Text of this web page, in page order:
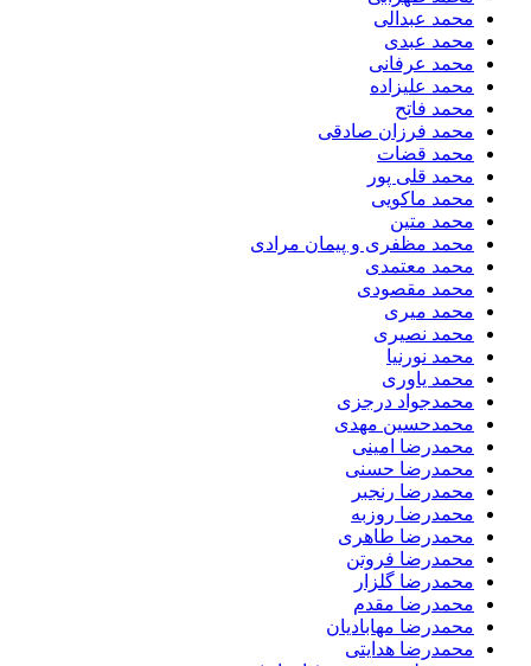
محمد عبدالی
محمد عبدی
محمد عرفانی
محمد علیزاده
محمد فاتح
محمد فرزان صادقی
محمد قضات
محمد قلی پور
محمد ماکویی
محمد متین
محمد مظفری و پیمان مرادی
محمد معتمدی
محمد مقصودی
محمد میری
محمد نصیری
محمد نورنیا
محمد یاوری
محمدجواد درجزی
محمدحسین مهدی
محمدرضا امینی
محمدرضا حسنی
محمدرضا رنجبر
محمدرضا روزبه
محمدرضا طاهری
محمدرضا فروتن
محمدرضا گلزار
محمدرضا مقدم
محمدرضا مهابادیان
محمدرضا هدایتی